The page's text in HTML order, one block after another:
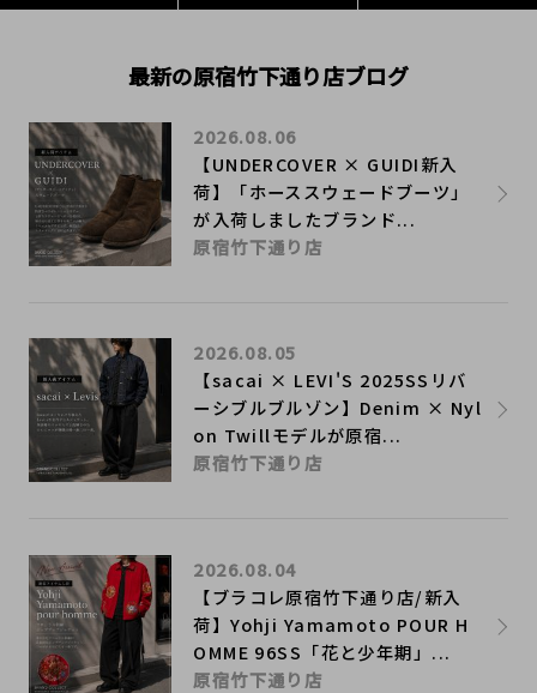
最新の原宿竹下通り店ブログ
【UNDERCOVER × GUIDI新入
荷】「ホーススウェードブーツ」
が入荷しましたブランド...
2026.08.06
原宿竹下通り店
【sacai × LEVI'S 2025SSリバ
ーシブルブルゾン】Denim × Nyl
on Twillモデルが原宿...
2026.08.05
原宿竹下通り店
【ブラコレ原宿竹下通り店/新入
荷】Yohji Yamamoto POUR H
OMME 96SS「花と少年期」...
2026.08.04
原宿竹下通り店